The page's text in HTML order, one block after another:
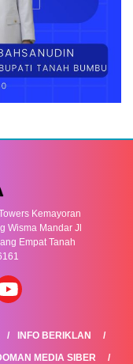
Kemayoran
Wisma Mandar Jl
Empat Tanah
INFO BERIKLAN
MEDIA SIBER